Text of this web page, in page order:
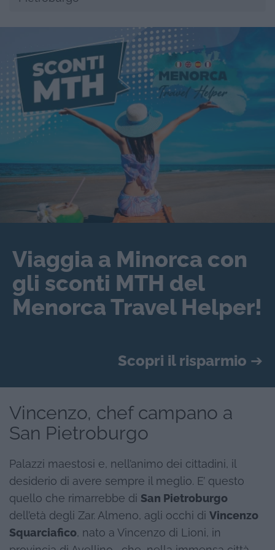
Viaggia a Minorca con
gli sconti MTH del
Menorca Travel Helper!
Scopri il risparmio ➔
Vincenzo, chef campano a
San Pietroburgo
Palazzi maestosi e, nell’animo dei cittadini, il
desiderio di avere sempre il meglio. E’ questo
quello che rimarrebbe di San Pietroburgo
dell’età degli Zar. Almeno, agli occhi di Vincenzo
Squarciafico, nato a Vincenzo di Lioni, in